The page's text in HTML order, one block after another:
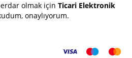
olmak için Ticari Elektronik
onaylıyorum.